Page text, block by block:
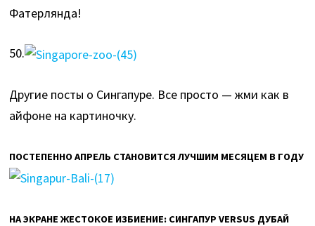
Фатерлянда!
50.
Другие посты о Cингапуре. Все просто — жми как в
айфоне на картиночку.
ПОСТЕПЕННО АПРЕЛЬ СТАНОВИТСЯ ЛУЧШИМ МЕСЯЦЕМ В ГОДУ
НА ЭКРАНЕ ЖЕСТОКОЕ ИЗБИЕНИЕ: СИНГАПУР VERSUS ДУБАЙ